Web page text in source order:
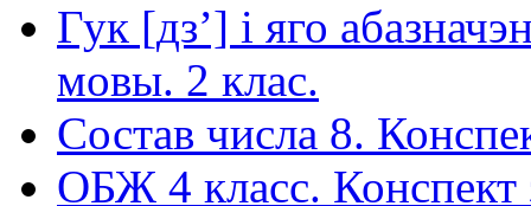
Гук [дз’] і яго
мовы. 2 клас.
Состав числа 8.
ОБЖ 4 класс. Конспект